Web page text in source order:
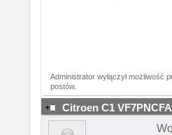
Administrator wyłączył możliwość
postów.
Citroen C1